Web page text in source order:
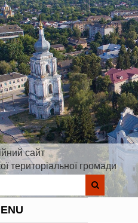
сайт
територіальної громади